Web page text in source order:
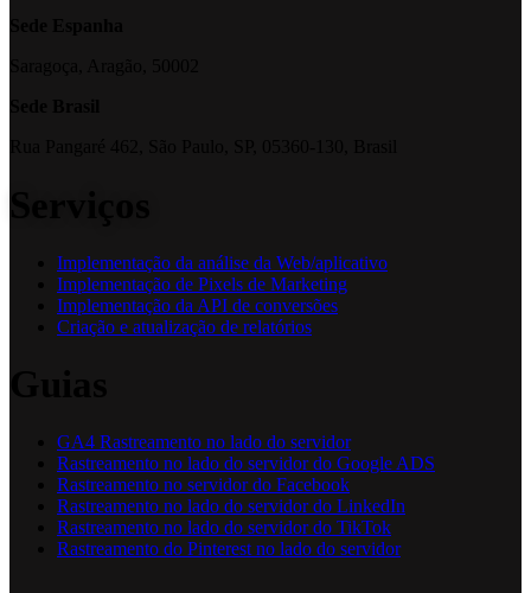
Implementação da análise da Web/aplicativo
Implementação de Pixels de Marketing
Implementação da API de conversões
Criação e atualização de relatórios
GA4 Rastreamento no lado do servidor
Rastreamento no lado do servidor do Google ADS
Rastreamento no servidor do Facebook
Rastreamento no lado do servidor do LinkedIn
Rastreamento no lado do servidor do TikTok
Rastreamento do Pinterest no lado do servidor